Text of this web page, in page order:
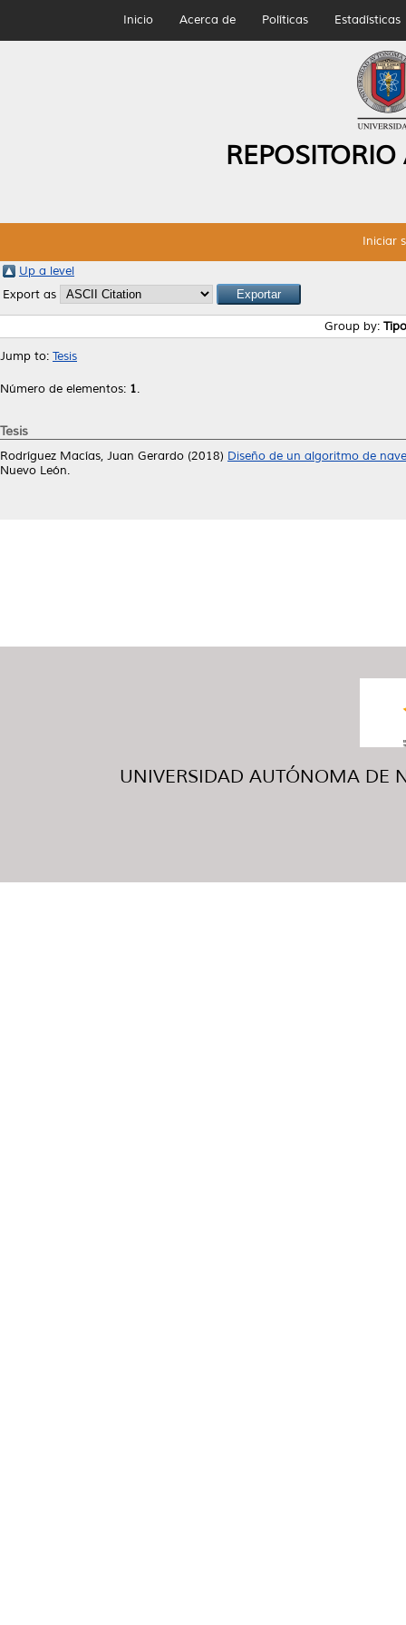
Inicio Acerca de Políticas Estadísticas
Iniciar
Up a level
Export as
Group by:
Jump to: Tesis
Número de elementos: 1.
Tesis
Rodríguez Macías, Juan Gerardo (2018) Diseño de un algoritmo de
Nuevo León.
UNIVERSIDAD AUTÓNOMA DE